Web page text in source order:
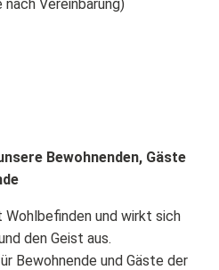
Vereinbarung)
Bewohnenden, Gäste
und wirkt sich
den Geist aus.
Bewohnende und Gäste der